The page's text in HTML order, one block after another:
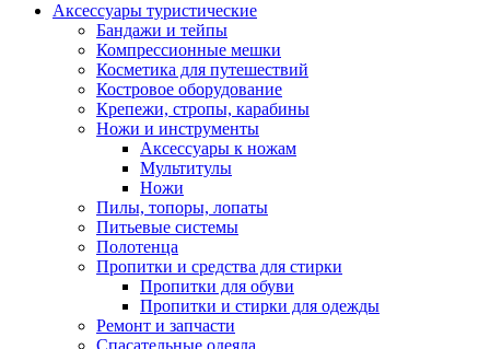
Аксессуары туристические
Бандажи и тейпы
Компрессионные мешки
Косметика для путешествий
Костровое оборудование
Крепежи, стропы, карабины
Ножи и инструменты
Аксессуары к ножам
Мультитулы
Ножи
Пилы, топоры, лопаты
Питьевые системы
Полотенца
Пропитки и средства для стирки
Пропитки для обуви
Пропитки и стирки для одежды
Ремонт и запчасти
Спасательные одеяла